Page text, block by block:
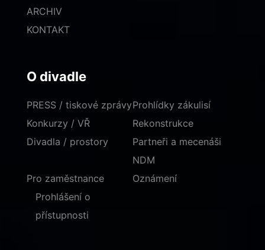
ARCHIV
KONTAKT
O divadle
PRESS / tiskové zprávy
Konkurzy / VŘ
Divadla / prostory
Prohlídky zákulisí
Rekonstrukce
Partneři a mecenáši
NDM
Pro zaměstnance
Oznámení
Prohlášení o
přístupnosti